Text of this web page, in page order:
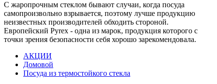
С жаропрочным стеклом бывают случаи, когда посуда
самопроизвольно взрывается, поэтому лучше продукцию
неизвестных производителей обходить стороной.
Европейский Pyrex - одна из марок, продукция которого с
точки зрения безопасности себя хорошо зарекомендовала.
АКЦИИ
Домовой
Посуда из термостойкого стекла